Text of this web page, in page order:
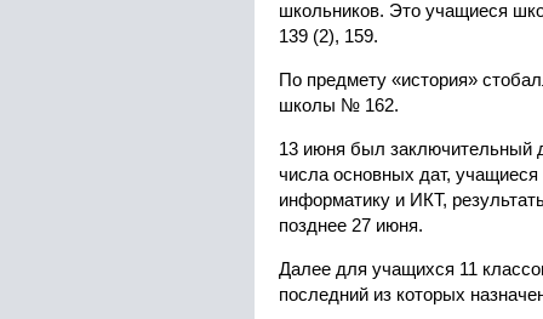
школьников. Это учащиеся
139 (2), 159.
По предмету «история»
школы № 162.
13 июня был заключительный
числа основных дат,
информатику и ИКТ,
позднее 27 июня.
Далее для учащихся 11
последний из которых